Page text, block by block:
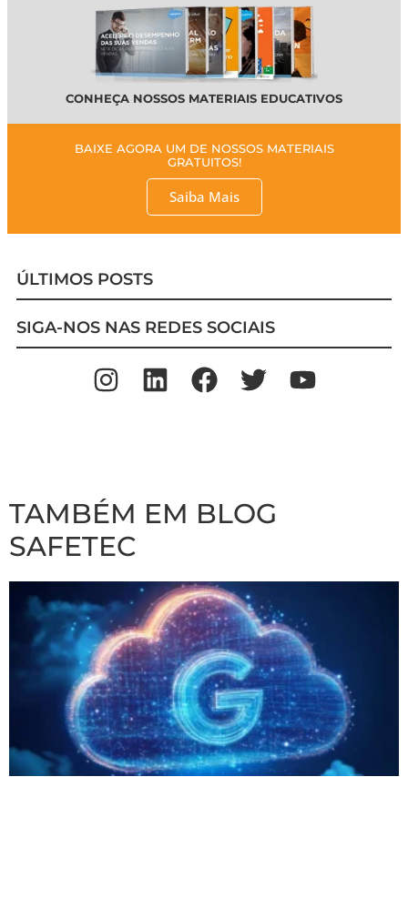
CONHEÇA NOSSOS MATERIAIS EDUCATIVOS
BAIXE AGORA UM DE NOSSOS MATERIAIS
GRATUITOS!
Saiba Mais
ÚLTIMOS POSTS
SIGA-NOS NAS REDES SOCIAIS
TAMBÉM EM BLOG
SAFETEC